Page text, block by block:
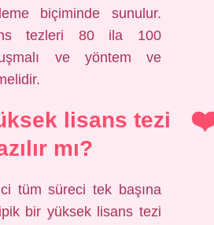
biçiminde sunulur.
tezleri 80 ila 100
ve yöntem ve
lisans tezi
mı?
tüm süreci tek başına
bir yüksek lisans tezi